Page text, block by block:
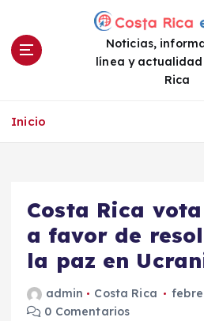
Noticias,
línea y actualidad
Rica
Inicio
Costa Rica
a favor de
la paz en
admin Costa Rica
0 Comentarios